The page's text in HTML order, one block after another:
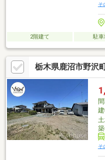
そ
2階建て 駐車
栃木県鹿沼市野沢
そ